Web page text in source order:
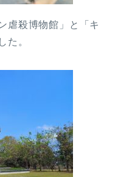
虐殺博物館」と「キ
た。